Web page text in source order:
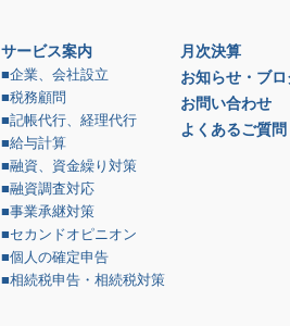
サービス案内
■企業、会社設立
■税務顧問
■記帳代行、経理代行
■給与計算
■融資、資金繰り対策
■融資調査対応
■事業承継対策
■セカンドオピニオン
■個人の確定申告
■相続税申告・相続税対策
月次決算
お知らせ・ブロ
お問い合わせ
よくあるご質問